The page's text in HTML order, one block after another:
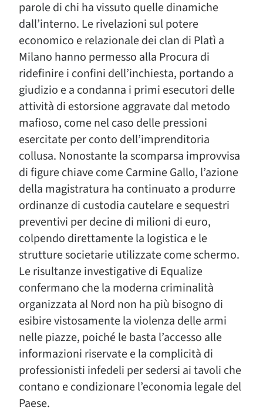
parole di chi ha vissuto quelle dinamiche
dall’interno. Le rivelazioni sul potere
economico e relazionale dei clan di Platì a
Milano hanno permesso alla Procura di
ridefinire i confini dell’inchiesta, portando a
giudizio e a condanna i primi esecutori delle
attività di estorsione aggravate dal metodo
mafioso, come nel caso delle pressioni
esercitate per conto dell’imprenditoria
collusa. Nonostante la scomparsa improvvisa
di figure chiave come Carmine Gallo, l’azione
della magistratura ha continuato a produrre
ordinanze di custodia cautelare e sequestri
preventivi per decine di milioni di euro,
colpendo direttamente la logistica e le
strutture societarie utilizzate come schermo.
Le risultanze investigative di Equalize
confermano che la moderna criminalità
organizzata al Nord non ha più bisogno di
esibire vistosamente la violenza delle armi
nelle piazze, poiché le basta l’accesso alle
informazioni riservate e la complicità di
professionisti infedeli per sedersi ai tavoli che
contano e condizionare l’economia legale del
Paese.